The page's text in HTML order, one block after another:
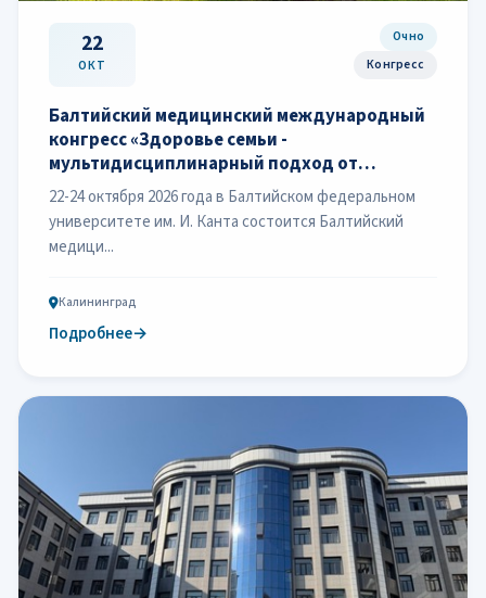
22
ОКТ
Очно
Конгресс
Балтийский медицинский международный
конгресс «Здоровье семьи -
мультидисциплинарный подход от
университетской аудитории до
клинической практики»
22-24 октября 2026 года в Балтийском федеральном
университете им. И. Канта состоится Балтийский
медици...
Калининград
Подробнее→